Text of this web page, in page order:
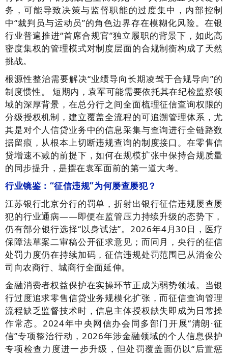
务，可能导致决策与监督职能的过度集中，内部控制
中“裁判员与运动员”的角色边界存在模糊化风险。在银
行业普遍推进“首席合规官”独立履职的背景下，如此高
密度集权的管理模式对制度层面的合规制衡构成了天然
挑战。
根源性整治需要解决“业绩导向长期凌驾于合规导向”的
制度惯性。 短期内，袁军可能需要依托其在纪检监察领
域的深厚背景，在总分行之间全面梳理征信查询权限的
分级授权机制，建立覆盖全流程的可追溯管理体系，尤
其是对个人信贷业务中的信息采集与查询进行全链路数
据留痕，从根本上切断违规查询的制度接口。在零售信
贷增速不减的前提下，如何在规模扩张中保持合规质量
的同步提升，是摆在袁军面前的第一道大考。
行业镜鉴：“征信违规”为何屡查屡犯？
江苏银行北京分行的罚单，折射出银行征信违规屡查屡
犯的行业通病——即便在监管压力持续升级的态势下，
仍有部分银行选择“以身试法”。2026年4月30日，医疗
保障法草案二审稿公开征求意见；而同月，央行的征信
处罚力度仍在持续加码，征信违规处罚范围已从消金公
司向农商行、城商行全面延伸。
金融消费者权益保护在实操环节正成为弱势领域。当银
行过度追求零售信贷业务规模化扩张，而征信查询管理
流程缺乏监督技术时，信息主体授权缺失即成为日常操
作常态。2024年中央网信办会同多部门开展“清朗·征
信”专项整治行动，2026年涉金融领域的个人信息保护
专项检查力度进一步升级，但处罚覆盖面仍以“后置惩